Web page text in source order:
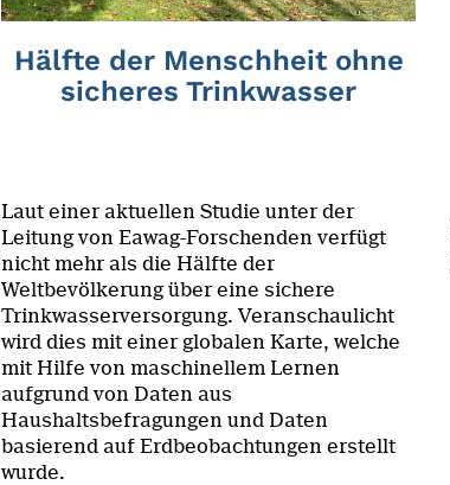
Hälfte der Menschheit ohne
sicheres Trinkwasser
Laut einer aktuellen Studie unter der
Leitung von Eawag-Forschenden verfügt
nicht mehr als die Hälfte der
Weltbevölkerung über eine sichere
Trinkwasserversorgung. Veranschaulicht
wird dies mit einer globalen Karte, welche
mit Hilfe von maschinellem Lernen
aufgrund von Daten aus
Haushaltsbefragungen und Daten
basierend auf Erdbeobachtungen erstellt
wurde.